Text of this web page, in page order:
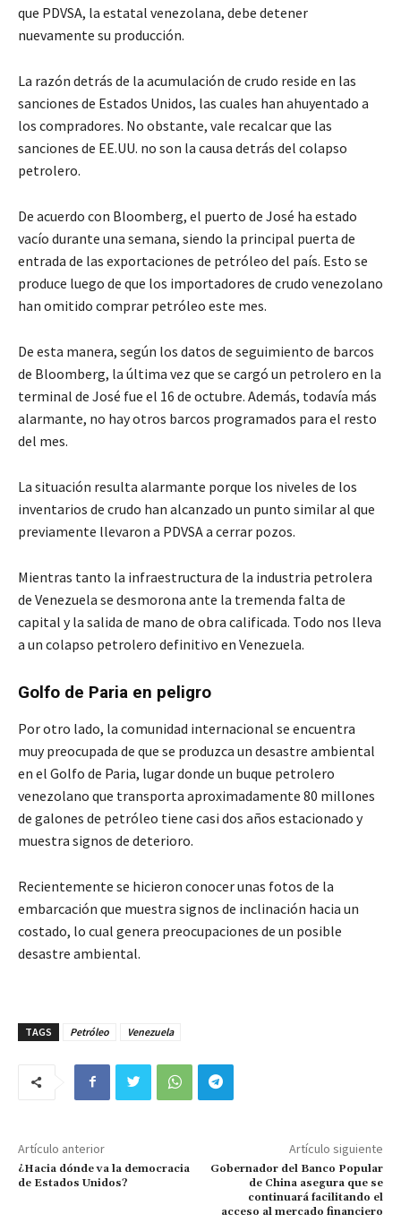
que PDVSA, la estatal venezolana, debe detener
nuevamente su producción.
La razón detrás de la acumulación de crudo reside en las
sanciones de Estados Unidos, las cuales han ahuyentado a
los compradores. No obstante, vale recalcar que las
sanciones de EE.UU. no son la causa detrás del colapso
petrolero.
De acuerdo con Bloomberg, el puerto de José ha estado
vacío durante una semana, siendo la principal puerta de
entrada de las exportaciones de petróleo del país. Esto se
produce luego de que los importadores de crudo venezolano
han omitido comprar petróleo este mes.
De esta manera, según los datos de seguimiento de barcos
de Bloomberg, la última vez que se cargó un petrolero en la
terminal de José fue el 16 de octubre. Además, todavía más
alarmante, no hay otros barcos programados para el resto
del mes.
La situación resulta alarmante porque los niveles de los
inventarios de crudo han alcanzado un punto similar al que
previamente llevaron a PDVSA a cerrar pozos.
Mientras tanto la infraestructura de la industria petrolera
de Venezuela se desmorona ante la tremenda falta de
capital y la salida de mano de obra calificada. Todo nos lleva
a un colapso petrolero definitivo en Venezuela.
Golfo de Paria en peligro
Por otro lado, la comunidad internacional se encuentra
muy preocupada de que se produzca un desastre ambiental
en el Golfo de Paria, lugar donde un buque petrolero
venezolano que transporta aproximadamente 80 millones
de galones de petróleo tiene casi dos años estacionado y
muestra signos de deterioro.
Recientemente se hicieron conocer unas fotos de la
embarcación que muestra signos de inclinación hacia un
costado, lo cual genera preocupaciones de un posible
desastre ambiental.
TAGS Petróleo Venezuela
Artículo anterior
¿Hacia dónde va la democracia
de Estados Unidos?
Artículo siguiente
Gobernador del Banco Popular
de China asegura que se
continuará facilitando el
acceso al mercado financiero